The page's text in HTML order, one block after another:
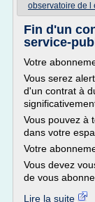
observatoire de l
Fin d'un
service-
Votre
Vous serez
d'un contrat à
Vous pouvez à
dans votre
Votre
Vous devez
de vous
Lire la suite